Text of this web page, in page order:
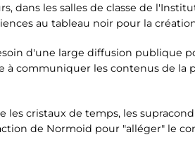
dans les salles de classe de
au tableau noir pour la
d'une large diffusion publique
à communiquer les contenus de la
les cristaux de temps, les
de Normoid pour "alléger" le